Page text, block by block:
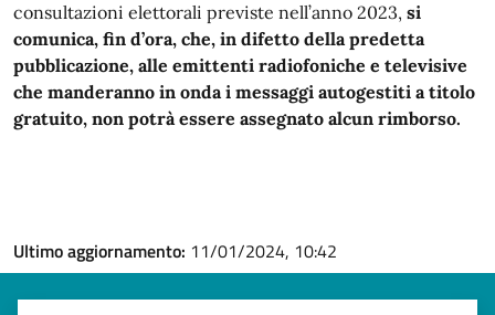
consultazioni elettorali previste nell’anno 2023, si
comunica, fin d’ora, che, in difetto della predetta
pubblicazione, alle emittenti radiofoniche e televisive
che manderanno in onda i messaggi autogestiti a titolo
gratuito, non potrà essere assegnato alcun rimborso.
Ultimo aggiornamento: 11/01/2024, 10:42